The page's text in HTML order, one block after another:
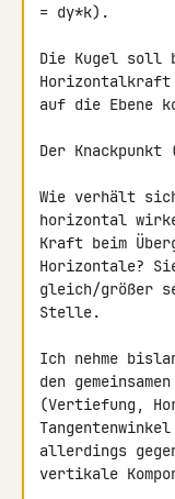
= dy*k).
Die Kugel soll
Horizontalkraft
auf die Ebene
Der
Wie verhält
horizontal
Kraft beim
Horizontale?
gleich/größer
Stelle.
Ich nehme
den
(Vertiefung,
Tangentenwinkel
allerdings
vertikale